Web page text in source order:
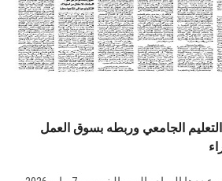
هيئة التدريس
الدراسات العليا
الجامعي وربطه بسوق العمل